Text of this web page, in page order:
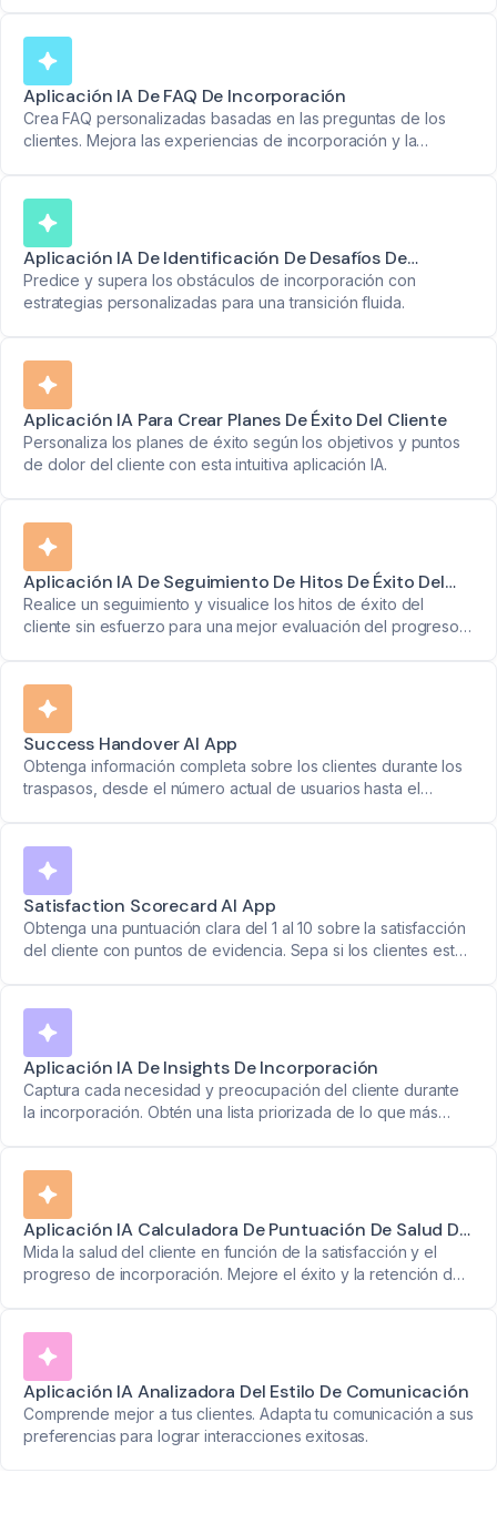
Aplicación IA De FAQ De Incorporación
Crea FAQ personalizadas basadas en las preguntas de los
clientes. Mejora las experiencias de incorporación y la
Aplicación IA De Identificación De Desafíos De
Incorporación
Predice y supera los obstáculos de incorporación con
estrategias personalizadas para una transición fluida.
Aplicación IA Para Crear Planes De Éxito Del Cliente
Personaliza los planes de éxito según los objetivos y puntos
de dolor del cliente con esta intuitiva aplicación IA.
Aplicación IA De Seguimiento De Hitos De Éxito Del
Cliente
Realice un seguimiento y visualice los hitos de éxito del
cliente sin esfuerzo para una mejor evaluación del progreso y
Success Handover AI App
Obtenga información completa sobre los clientes durante los
traspasos, desde el número actual de usuarios hasta el
Satisfaction Scorecard AI App
Obtenga una puntuación clara del 1 al 10 sobre la satisfacción
del cliente con puntos de evidencia. Sepa si los clientes están
Aplicación IA De Insights De Incorporación
Captura cada necesidad y preocupación del cliente durante
la incorporación. Obtén una lista priorizada de lo que más
Aplicación IA Calculadora De Puntuación De Salud Del
Cliente
Mida la salud del cliente en función de la satisfacción y el
progreso de incorporación. Mejore el éxito y la retención de
Aplicación IA Analizadora Del Estilo De Comunicación
Comprende mejor a tus clientes. Adapta tu comunicación a sus
preferencias para lograr interacciones exitosas.